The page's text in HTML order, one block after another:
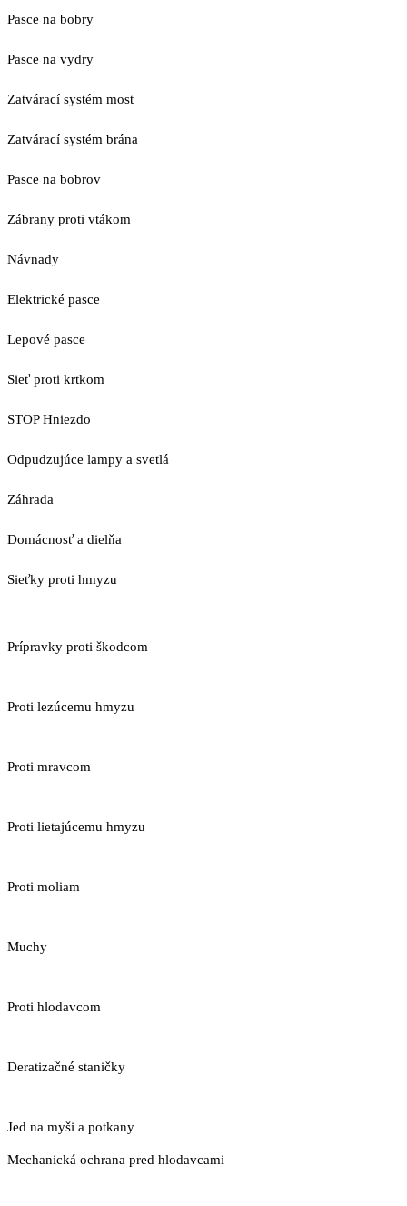
Pasce na bobry
Pasce na vydry
Zatvárací systém most
Zatvárací systém brána
Pasce na bobrov
Zábrany proti vtákom
Návnady
Elektrické pasce
Lepové pasce
Sieť proti krtkom
STOP Hniezdo
Odpudzujúce lampy a svetlá
Záhrada
Domácnosť a dielňa
Sieťky proti hmyzu
Prípravky proti škodcom
Proti lezúcemu hmyzu
Proti mravcom
Proti lietajúcemu hmyzu
Proti moliam
Muchy
Proti hlodavcom
Deratizačné staničky
Jed na myši a potkany
Mechanická ochrana pred hlodavcami